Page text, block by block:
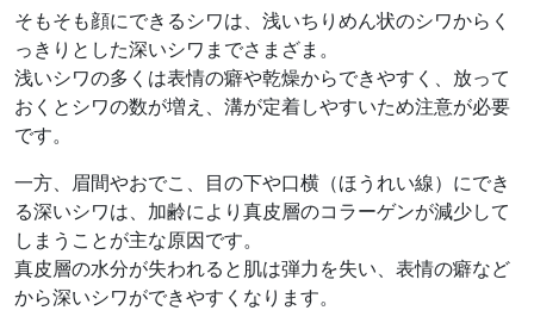
そもそも顔にできるシワは、浅いちりめん状のシワからく
っきりとした深いシワまでさまざま。
浅いシワの多くは表情の癖や乾燥からできやすく、放って
おくとシワの数が増え、溝が定着しやすいため注意が必要
です。
一方、眉間やおでこ、目の下や口横（ほうれい線）にでき
る深いシワは、加齢により真皮層のコラーゲンが減少して
しまうことが主な原因です。
真皮層の水分が失われると肌は弾力を失い、表情の癖など
から深いシワができやすくなります。